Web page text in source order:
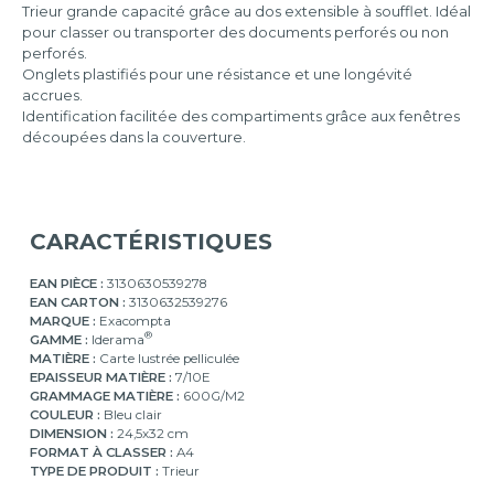
Trieur grande capacité grâce au dos extensible à soufflet. Idéal
pour classer ou transporter des documents perforés ou non
perforés.
Onglets plastifiés pour une résistance et une longévité
accrues.
Identification facilitée des compartiments grâce aux fenêtres
découpées dans la couverture.
CARACTÉRISTIQUES
EAN PIÈCE : 3130630539278
EAN CARTON : 3130632539276
MARQUE : Exacompta
GAMME : Iderama®
MATIÈRE : Carte lustrée pelliculée
EPAISSEUR MATIÈRE : 7/10E
GRAMMAGE MATIÈRE : 600G/M2
COULEUR : Bleu clair
DIMENSION : 24,5x32 cm
FORMAT À CLASSER : A4
TYPE DE PRODUIT : Trieur